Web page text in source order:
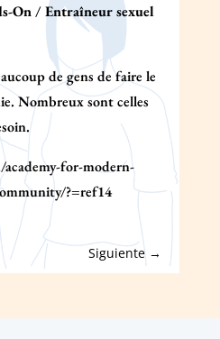
On / Entraîneur sexuel
de gens de faire le
Nombreux sont celles
for-modern-
?=ref14
Siguiente→